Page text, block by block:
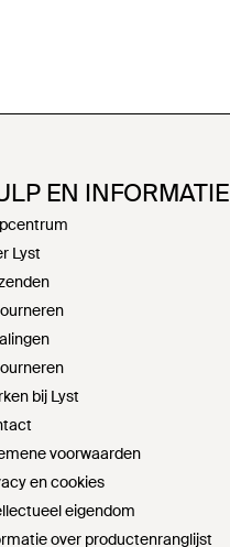
EN INFORMATIE
Lyst
bij Lyst
voorwaarden
en cookies
eigendom
over productenranglijst